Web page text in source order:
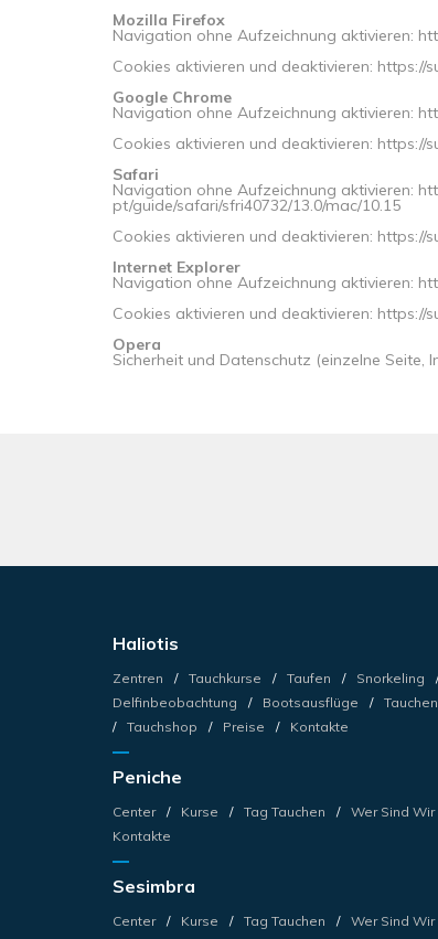
Mozilla Firefox
Navigation ohne Aufzeichnung aktivieren:
Cookies aktivieren und deaktivieren:
Google Chrome
Navigation ohne Aufzeichnung aktivieren:
Cookies aktivieren und deaktivieren:
Safari
Navigation ohne Aufzeichnung aktivieren:
pt/guide/safari/sfri40732/13.0/mac/10.15
Cookies aktivieren und deaktivieren:
Internet Explorer
Navigation ohne Aufzeichnung aktivieren:
Cookies aktivieren und deaktivieren:
Opera
Sicherheit und Datenschutz (einzelne
Haliotis
Zentren Tauchkurse Taufen
Snorkeling
Delfinbeobachtung
Bootsausflüge Tauchen
Tauchshop
Preise Kontakte
Peniche
Center Kurse Tag Tauchen
Wer Sind Wir
Kontakte
Sesimbra
Center Kurse Tag Tauchen
Wer Sind Wir